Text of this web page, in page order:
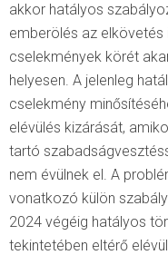
akkor hatályos
emberölés az elkövetés
cselekmények körét
helyesen. A jelenleg
cselekmény
elévülés kizárását,
tartó
nem évülnek el. A
vonatkozó külön
2024 végéig hatályos
tekintetében eltérő